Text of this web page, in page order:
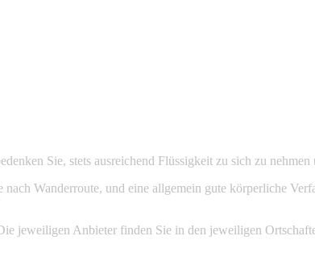
Sie, stets ausreichend Flüssigkeit zu sich zu
Wanderroute, und eine allgemein gute körperliche
jeweiligen Anbieter finden Sie in den jeweiligen